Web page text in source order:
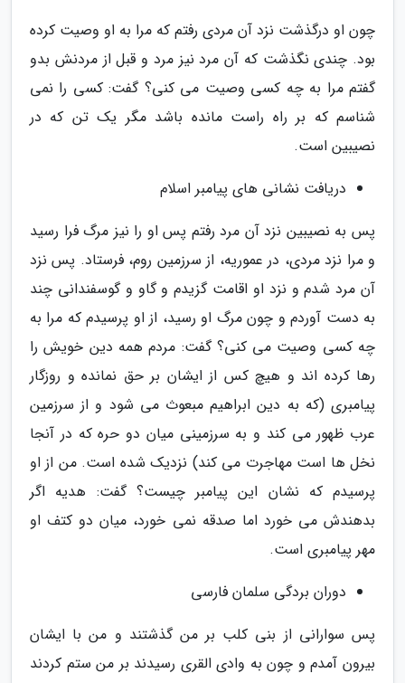
چون او درگذشت نزد آن مردى رفتم که مرا به او وصیت کرده
بود. چندى نگذشت که آن مرد نیز مرد و قبل از مردنش بدو
گفتم مرا به چه کسى وصیت مى کنى؟ گفت: کسى را نمى
شناسم که بر راه راست مانده باشد مگر یک تن که در
نصیبین است.
دریافت نشانی های پیامبر اسلام
پس به نصیبین نزد آن مرد رفتم پس او را نیز مرگ فرا رسید
و مرا نزد مردى، در عموریه، از سرزمین روم، فرستاد. پس نزد
آن مرد شدم و نزد او اقامت گزیدم و گاو و گوسفندانى چند
به دست آوردم و چون مرگ او رسید، از او پرسیدم که مرا به
چه کسى وصیت مى کنى؟ گفت: مردم همه دین خویش را
رها کرده اند و هیچ کس از ایشان بر حق نمانده و روزگار
پیامبرى (که به دین ابراهیم مبعوث مى شود و از سرزمین
عرب ظهور مى کند و به سرزمینى میان دو حره که در آنجا
نخل ها است مهاجرت مى کند) نزدیک شده است. من از او
پرسیدم که نشان این پیامبر چیست؟ گفت: هدیه اگر
بدهندش مى خورد اما صدقه نمى خورد، میان دو کتف او
مهر پیامبرى است.
دوران بردگی سلمان فارسی
پس سوارانى از بنى کلب بر من گذشتند و من با ایشان
بیرون آمدم و چون به وادى القرى رسیدند بر من ستم کردند